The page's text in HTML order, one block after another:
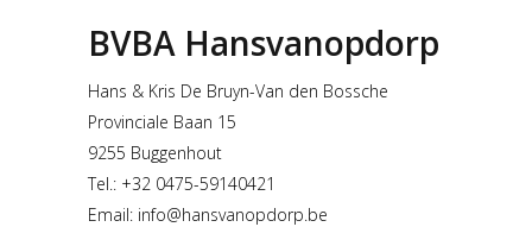
BVBA Hansvanopdorp
Hans & Kris De Bruyn-Van den Bossche
Provinciale Baan 15
9255 Buggenhout
Tel.: +32 0475-59140421
Email: info@hansvanopdorp.be